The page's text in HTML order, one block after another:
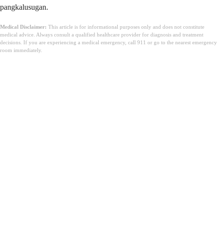
pangkalusugan.
Medical Disclaimer: This article is for informational purposes only and does not constitute
medical advice. Always consult a qualified healthcare provider for diagnosis and treatment
decisions. If you are experiencing a medical emergency, call 911 or go to the nearest emergency
room immediately.